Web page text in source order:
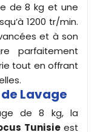
de 8 kg et une
1200 tr/min.
et à son
parfaitement
tout en offrant
Lavage
de 8 kg, la
Tunisieest